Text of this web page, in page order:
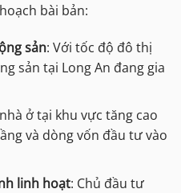
bài bản:
sản: Với tốc độ đô thị
sản tại Long An đang gia
ở tại khu vực tăng cao
và dòng vốn đầu tư vào
linh hoạt: Chủ đầu tư